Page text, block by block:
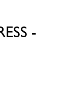
-